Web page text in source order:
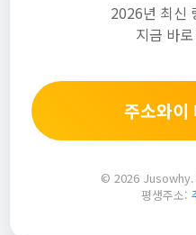
2026년 최신
지금 바
주소와이
© 2026
평생주소: